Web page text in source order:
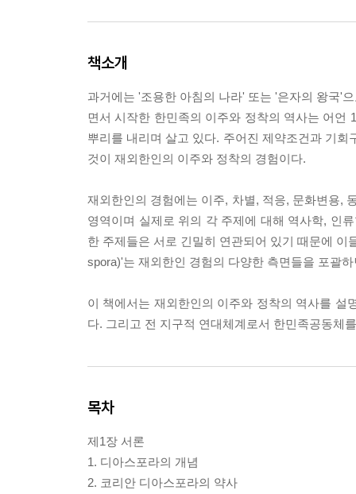
책소개
과거에는 '조용한 아침의 나라' 또는 '은자의 왕국'
면서 시작한 한민족의 이주와 정착의 역사는 어
뿌리를 내리며 살고 있다. 주어진 제약조건과 기
것이 재외한인의 이주와 정착의 경험이다.
재외한인의 경험에는 이주, 차별, 적응, 문화변용,
영역이며 실제로 위의 각 주제에 대해 역사학, 인
한 주제들은 서로 긴밀히 연관되어 있기 때문에
spora)'는 재외한인 경험의 다양한 측면들을 포괄
이 책에서는 재외한인의 이주와 정착의 역사를 설
다. 그리고 전 지구적 연대체계로서 한민족공동체
목차
제1장 서론
1. 디아스포라의 개념
2. 코리안 디아스포라의 약사